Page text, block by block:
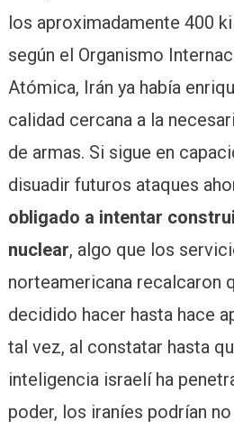
los aproximadamente 400
según el Organismo
Atómica, Irán ya había
calidad cercana a la
de armas. Si sigue en
disuadir futuros ataques
obligado a intentar
nuclear, algo que los
norteamericana recalcaron
decidido hacer hasta hace
tal vez, al constatar hasta
inteligencia israelí ha
poder, los iraníes podrían